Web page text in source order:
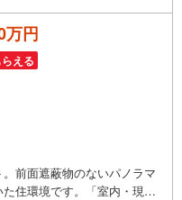
万円
える
前面遮蔽物のないパノラマ
住環境です。「室内・現地